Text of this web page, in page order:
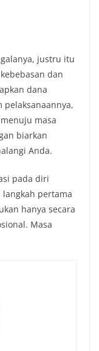
justru itu
dan
dana
masa
biarkan
Anda.
pada diri
pertama
hanya secara
Masa